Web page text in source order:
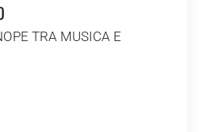
TRA MUSICA E